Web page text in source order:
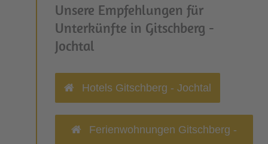
Unsere Empfehlungen für
Unterkünfte in Gitschberg -
Jochtal
Hotels Gitschberg - Jochtal
Ferienwohnungen Gitschberg -